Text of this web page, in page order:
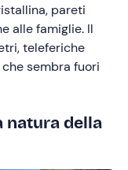
pareti
alle famiglie. Il
teleferiche
sembra fuori
natura della